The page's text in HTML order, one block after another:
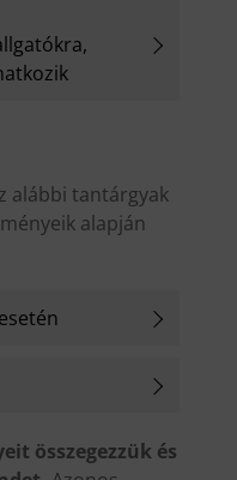
alábbi tantárgyak
alapján
összegezzük és